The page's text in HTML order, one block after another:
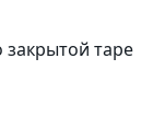
закрытой таре